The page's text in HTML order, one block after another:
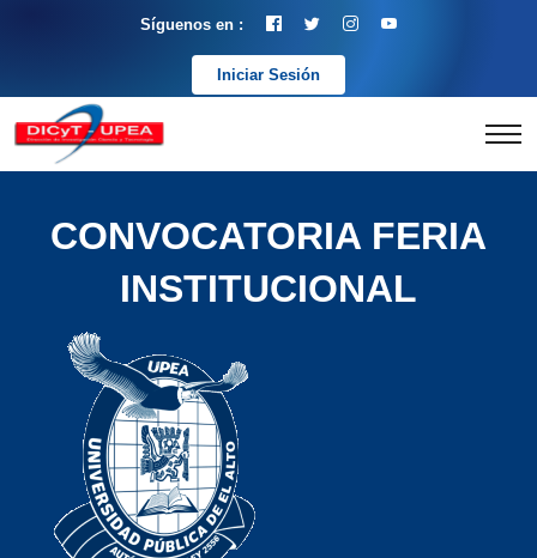
Síguenos en :
Iniciar Sesión
CONVOCATORIA FERIA
INSTITUCIONAL